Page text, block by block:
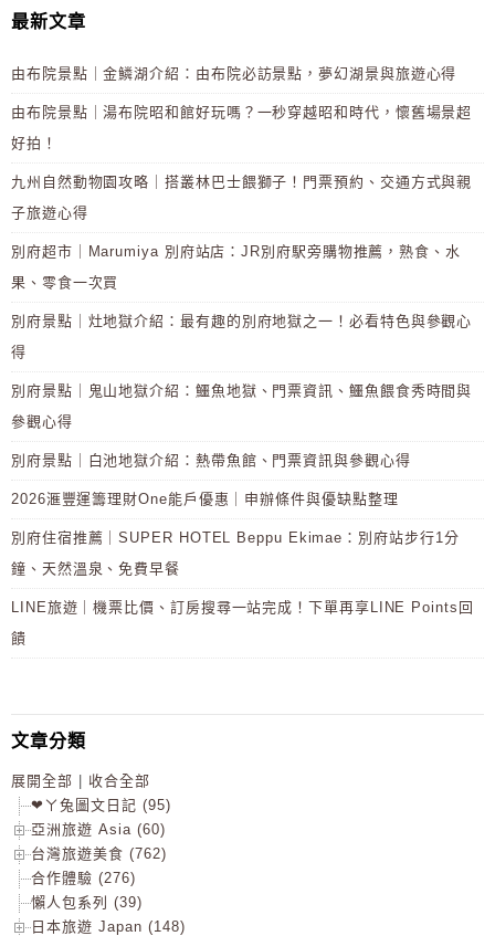
最新文章
由布院景點｜金鱗湖介紹：由布院必訪景點，夢幻湖景與旅遊心得
由布院景點｜湯布院昭和館好玩嗎？一秒穿越昭和時代，懷舊場景超
好拍！
九州自然動物園攻略｜搭叢林巴士餵獅子！門票預約、交通方式與親
子旅遊心得
別府超市｜Marumiya 別府站店：JR別府駅旁購物推薦，熟食、水
果、零食一次買
別府景點｜灶地獄介紹：最有趣的別府地獄之一！必看特色與參觀心
得
別府景點｜鬼山地獄介紹：鱷魚地獄、門票資訊、鱷魚餵食秀時間與
參觀心得
別府景點｜白池地獄介紹：熱帶魚館、門票資訊與參觀心得
2026滙豐運籌理財One能戶優惠｜申辦條件與優缺點整理
別府住宿推薦｜SUPER HOTEL Beppu Ekimae：別府站步行1分
鐘、天然溫泉、免費早餐
LINE旅遊｜機票比價、訂房搜尋一站完成！下單再享LINE Points回
饋
文章分類
展開全部
收合全部
❤ㄚ兔圖文日記 (95)
亞洲旅遊 Asia (60)
台灣旅遊美食 (762)
合作體驗 (276)
懶人包系列 (39)
日本旅遊 Japan (148)